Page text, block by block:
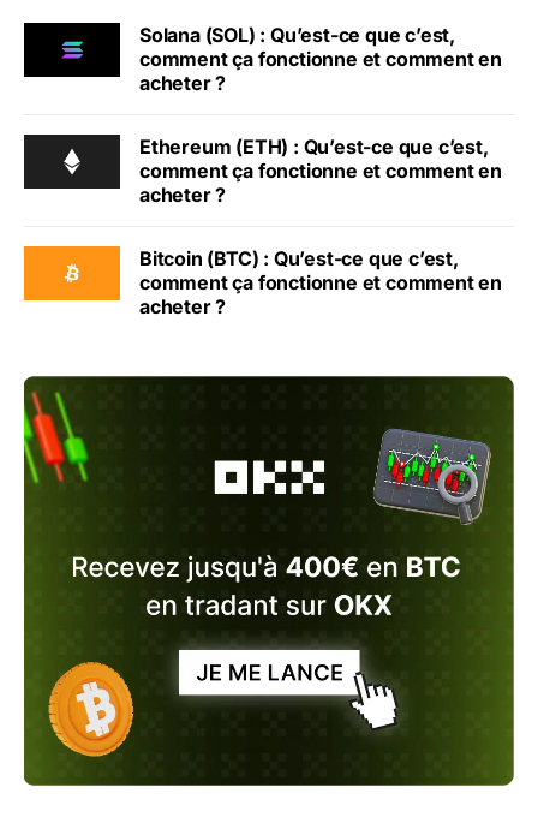
Solana (SOL) : Qu’est-ce que c’est,
comment ça fonctionne et comment en
acheter ?
Ethereum (ETH) : Qu’est-ce que c’est,
comment ça fonctionne et comment en
acheter ?
Bitcoin (BTC) : Qu’est-ce que c’est,
comment ça fonctionne et comment en
acheter ?